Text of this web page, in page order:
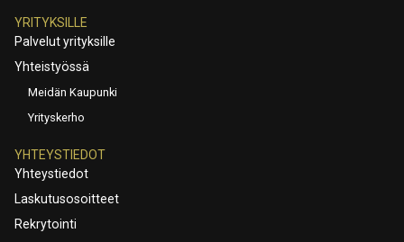
YRITYKSILLE
Palvelut yrityksille
Yhteistyössä
Meidän Kaupunki
Yrityskerho
YHTEYSTIEDOT
Yhteystiedot
Laskutusosoitteet
Rekrytointi